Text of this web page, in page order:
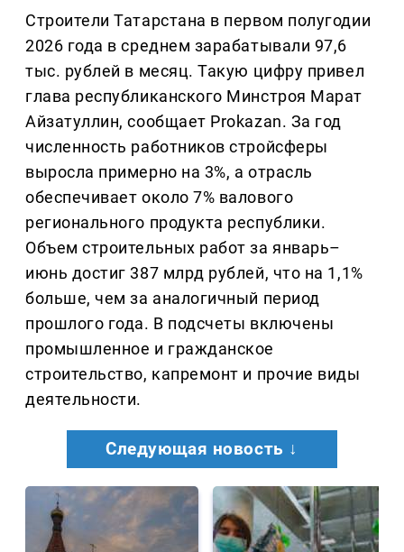
Строители Татарстана в первом полугодии
2026 года в среднем зарабатывали 97,6
тыс. рублей в месяц. Такую цифру привел
глава республиканского Минстроя Марат
Айзатуллин, сообщает Prokazan. За год
численность работников стройсферы
выросла примерно на 3%, а отрасль
обеспечивает около 7% валового
регионального продукта республики.
Объем строительных работ за январь–
июнь достиг 387 млрд рублей, что на 1,1%
больше, чем за аналогичный период
прошлого года. В подсчеты включены
промышленное и гражданское
строительство, капремонт и прочие виды
деятельности.
Следующая новость ↓